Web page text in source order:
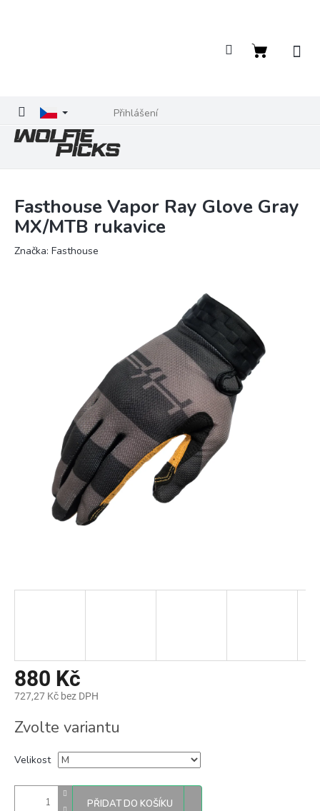
Přihlášení
Nákupní
Fasthouse Vapor Ray Glove Gray
MX/MTB rukavice
Značka: Fasthouse
880 Kč
727,27 Kč bez DPH
cena:
Zvolte variantu
Velikost
PŘIDAT DO KOŠÍKU